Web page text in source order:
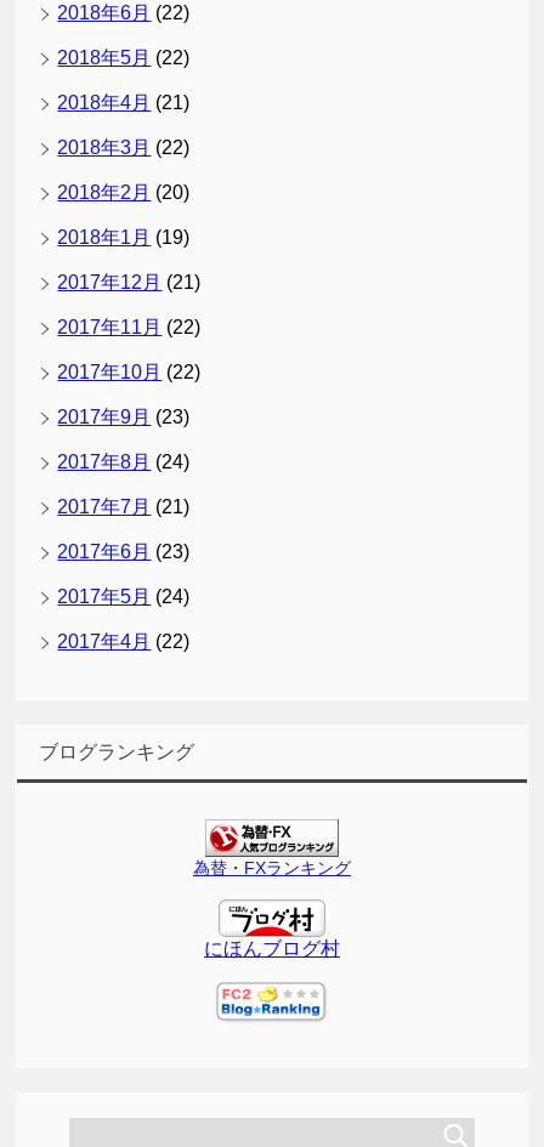
2018年6月 (22)
2018年5月 (22)
2018年4月 (21)
2018年3月 (22)
2018年2月 (20)
2018年1月 (19)
2017年12月 (21)
2017年11月 (22)
2017年10月 (22)
2017年9月 (23)
2017年8月 (24)
2017年7月 (21)
2017年6月 (23)
2017年5月 (24)
2017年4月 (22)
ブログランキング
為替・FXランキング
にほんブログ村